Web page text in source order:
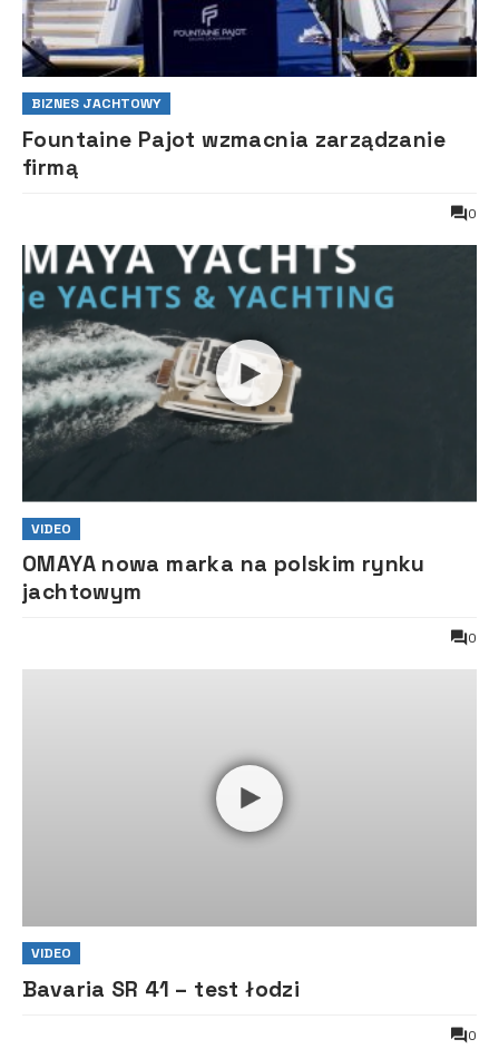
BIZNES JACHTOWY
Fountaine Pajot wzmacnia zarządzanie
firmą
0
VIDEO
OMAYA nowa marka na polskim rynku
jachtowym
0
VIDEO
Bavaria SR 41 – test łodzi
0